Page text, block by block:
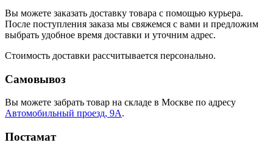
Вы можете заказать доставку товара с помощью курьера.
После поступления заказа мы свяжемся с вами и предложим
выбрать удобное время доставки и уточним адрес.
Стоимость доставки рассчитывается персонально.
Самовывоз
Вы можете забрать товар на складе в Москве по адресу
Автомобильный проезд, 9А.
Постамат